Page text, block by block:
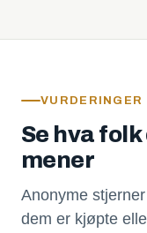
VURDERINGER
Se hva
mener
Anonyme
dem er kjøpte